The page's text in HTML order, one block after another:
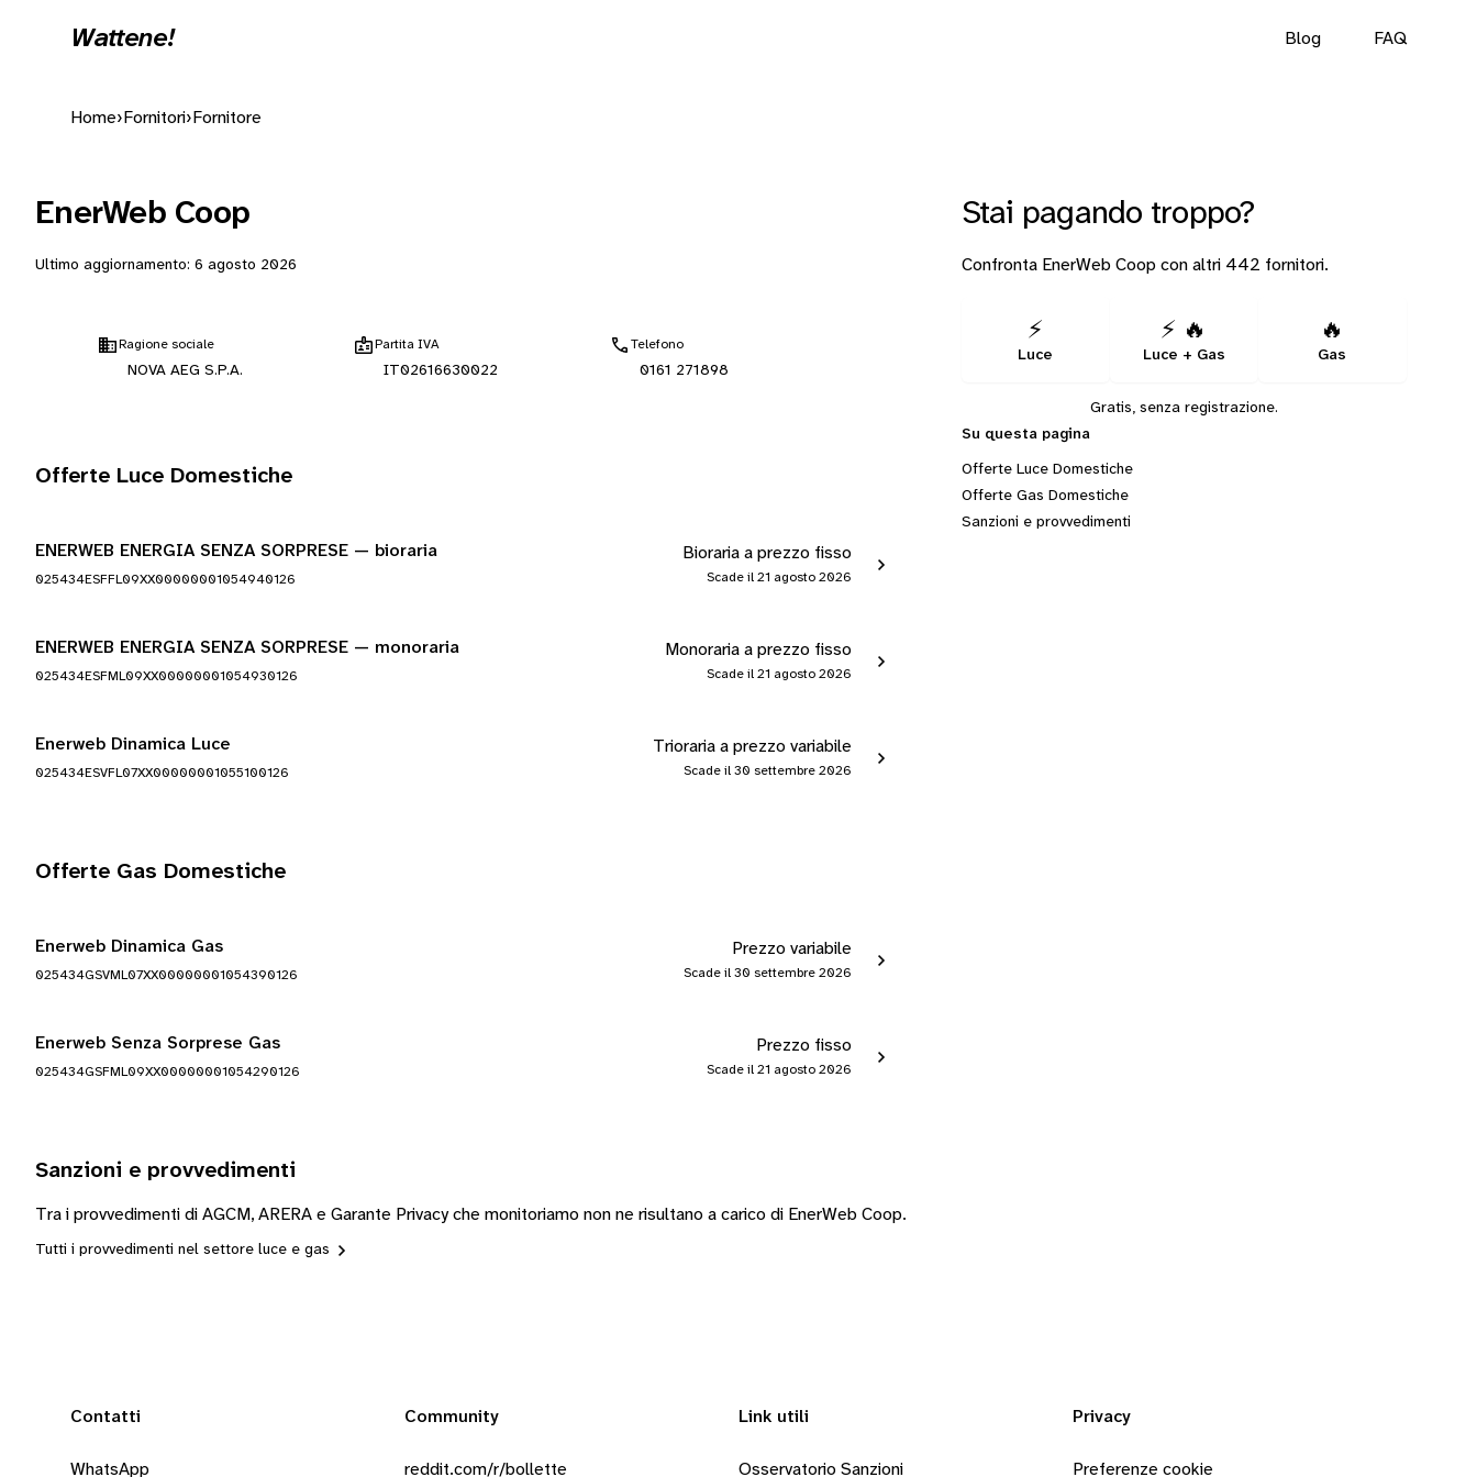
Wattene! Blog FAQ
Home› Fornitori› Fornitore
EnerWeb Coop
Ultimo aggiornamento: 6 agosto 2026
Ragione sociale
NOVA AEG S.P.A.
Partita IVA
IT02616630022
Telefono
0161 271898
Offerte Luce Domestiche
ENERWEB ENERGIA SENZA SORPRESE — bioraria
025434ESFFL09XX00000001054940126
Bioraria a prezzo fisso
Scade il 21 agosto 2026
ENERWEB ENERGIA SENZA SORPRESE — monoraria
025434ESFML09XX00000001054930126
Monoraria a prezzo fisso
Scade il 21 agosto 2026
Enerweb Dinamica Luce
025434ESVFL07XX00000001055100126
Trioraria a prezzo variabile
Scade il 30 settembre 2026
Offerte Gas Domestiche
Enerweb Dinamica Gas
025434GSVML07XX00000001054390126
Prezzo variabile
Scade il 30 settembre 2026
Enerweb Senza Sorprese Gas
025434GSFML09XX00000001054290126
Prezzo fisso
Scade il 21 agosto 2026
Sanzioni e provvedimenti
Tra i provvedimenti di AGCM, ARERA e Garante Privacy che monitoriamo non ne risultano a carico di EnerWeb Coop.
Tutti i provvedimenti nel settore luce e gas
Stai pagando troppo?
Confronta EnerWeb Coop con altri 442 fornitori.
⚡
Luce
⚡ 🔥
Luce + Gas
🔥
Gas
Gratis, senza registrazione.
Su questa pagina
Offerte Luce Domestiche
Offerte Gas Domestiche
Sanzioni e provvedimenti
Contatti
WhatsApp
Community
reddit.com/r/bollette
Link utili
Osservatorio Sanzioni
Privacy
Preferenze cookie